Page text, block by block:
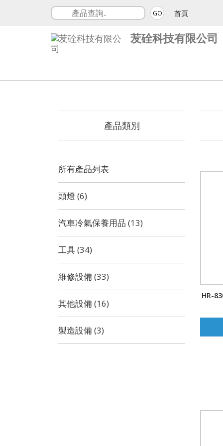
GO 首頁
苃硂科技有限公司
產品類別
所有產品列表
頭燈 (6)
汽車冷氣保養用品 (13)
工具 (34)
維修設備 (33)
其他設備 (16)
製造設備 (3)
HR-